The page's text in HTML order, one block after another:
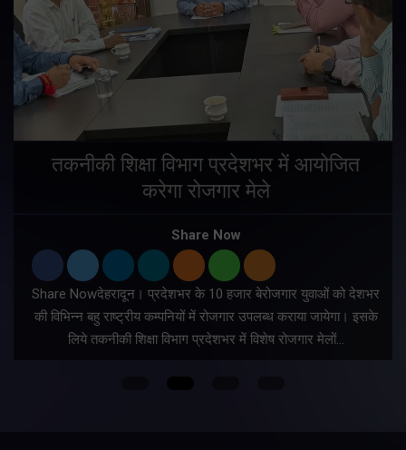
तकनीकी शिक्षा विभाग प्रदेशभर में आयोजित
करेगा रोजगार मेले
Share Now
Share Nowदेहरादून। प्रदेशभर के 10 हजार बेरोजगार युवाओं को देशभर
की विभिन्न बहु राष्ट्रीय कम्पनियों में रोजगार उपलब्ध कराया जायेगा। इसके
लिये तकनीकी शिक्षा विभाग प्रदेशभर में विशेष रोजगार मेलों…